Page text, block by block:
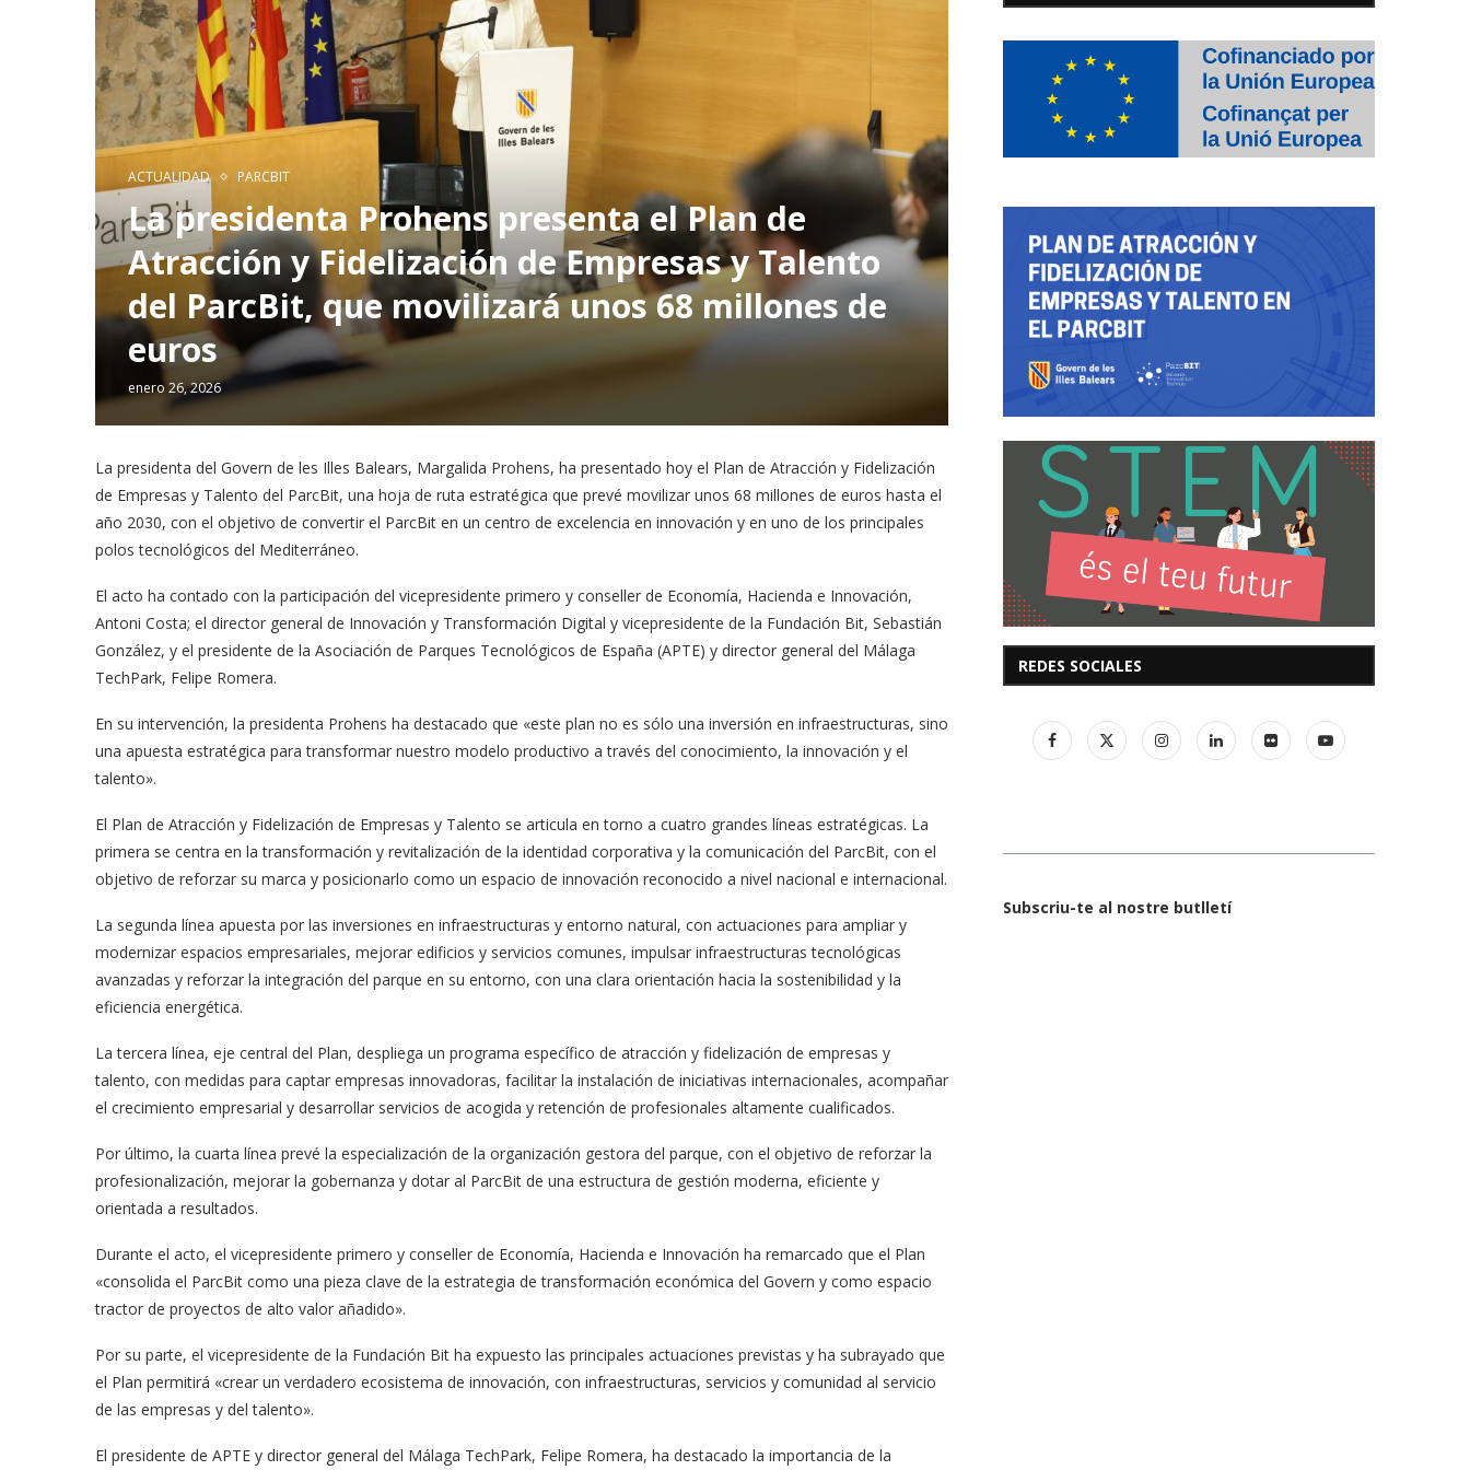
ACTUALIDAD PARCBIT
La presidenta Prohens presenta el Plan de
Atracción y Fidelización de Empresas y Talento
del ParcBit, que movilizará unos 68 millones de
euros
enero 26, 2026
La presidenta del Govern de les Illes Balears, Margalida Prohens, ha presentado hoy el Plan de Atracción y Fidelización
de Empresas y Talento del ParcBit, una hoja de ruta estratégica que prevé movilizar unos 68 millones de euros hasta el
año 2030, con el objetivo de convertir el ParcBit en un centro de excelencia en innovación y en uno de los principales
polos tecnológicos del Mediterráneo.
El acto ha contado con la participación del vicepresidente primero y conseller de Economía, Hacienda e Innovación,
Antoni Costa; el director general de Innovación y Transformación Digital y vicepresidente de la Fundación Bit, Sebastián
González, y el presidente de la Asociación de Parques Tecnológicos de España (APTE) y director general del Málaga
TechPark, Felipe Romera.
En su intervención, la presidenta Prohens ha destacado que «este plan no es sólo una inversión en infraestructuras, sino
una apuesta estratégica para transformar nuestro modelo productivo a través del conocimiento, la innovación y el
talento».
El Plan de Atracción y Fidelización de Empresas y Talento se articula en torno a cuatro grandes líneas estratégicas. La
primera se centra en la transformación y revitalización de la identidad corporativa y la comunicación del ParcBit, con el
objetivo de reforzar su marca y posicionarlo como un espacio de innovación reconocido a nivel nacional e internacional.
La segunda línea apuesta por las inversiones en infraestructuras y entorno natural, con actuaciones para ampliar y
modernizar espacios empresariales, mejorar edificios y servicios comunes, impulsar infraestructuras tecnológicas
avanzadas y reforzar la integración del parque en su entorno, con una clara orientación hacia la sostenibilidad y la
eficiencia energética.
La tercera línea, eje central del Plan, despliega un programa específico de atracción y fidelización de empresas y
talento, con medidas para captar empresas innovadoras, facilitar la instalación de iniciativas internacionales, acompañar
el crecimiento empresarial y desarrollar servicios de acogida y retención de profesionales altamente cualificados.
Por último, la cuarta línea prevé la especialización de la organización gestora del parque, con el objetivo de reforzar la
profesionalización, mejorar la gobernanza y dotar al ParcBit de una estructura de gestión moderna, eficiente y
orientada a resultados.
Durante el acto, el vicepresidente primero y conseller de Economía, Hacienda e Innovación ha remarcado que el Plan
«consolida el ParcBit como una pieza clave de la estrategia de transformación económica del Govern y como espacio
tractor de proyectos de alto valor añadido».
Por su parte, el vicepresidente de la Fundación Bit ha expuesto las principales actuaciones previstas y ha subrayado que
el Plan permitirá «crear un verdadero ecosistema de innovación, con infraestructuras, servicios y comunidad al servicio
de las empresas y del talento».
El presidente de APTE y director general del Málaga TechPark, Felipe Romera, ha destacado la importancia de la
REDES SOCIALES
Subscriu-te al nostre butlletí